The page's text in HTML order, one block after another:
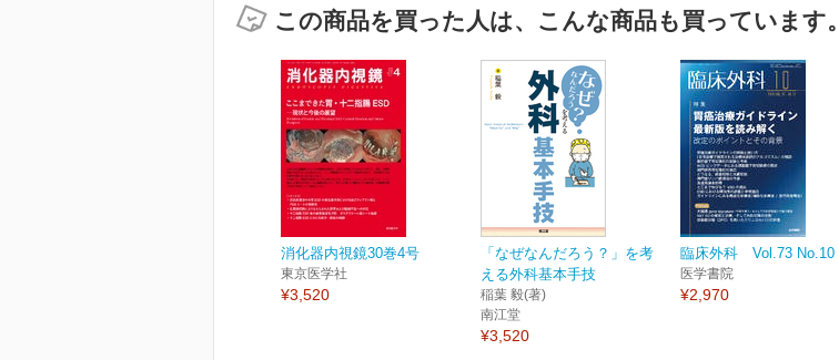
この商品を買った人は、こんな商品も買っています。
消化器内視鏡30巻4号
東京医学社
¥3,520
「なぜなんだろう？」を考
える外科基本手技
稲葉 毅(著)
南江堂
¥3,520
臨床外科 Vol.73 No.10
医学書院
¥2,970